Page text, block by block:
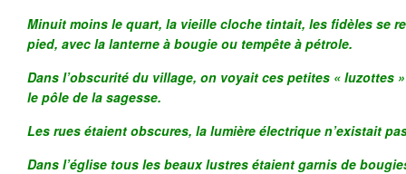
Minuit moins le quart, la vieille cloche tintait, les fidèles se
pied, avec la lanterne à bougie ou tempête à pétrole.
Dans l’obscurité du village, on voyait ces petites « luzottes
le pôle de la sagesse.
Les rues étaient obscures, la lumière électrique n’existait
Dans l’église tous les beaux lustres étaient garnis de